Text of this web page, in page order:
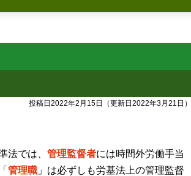
投稿日2022年2月15日 （更新日2022年3月21日）
法では、 管理監督者には時間外労働手当
管理職 」は必ずしも労基法上の管理監督